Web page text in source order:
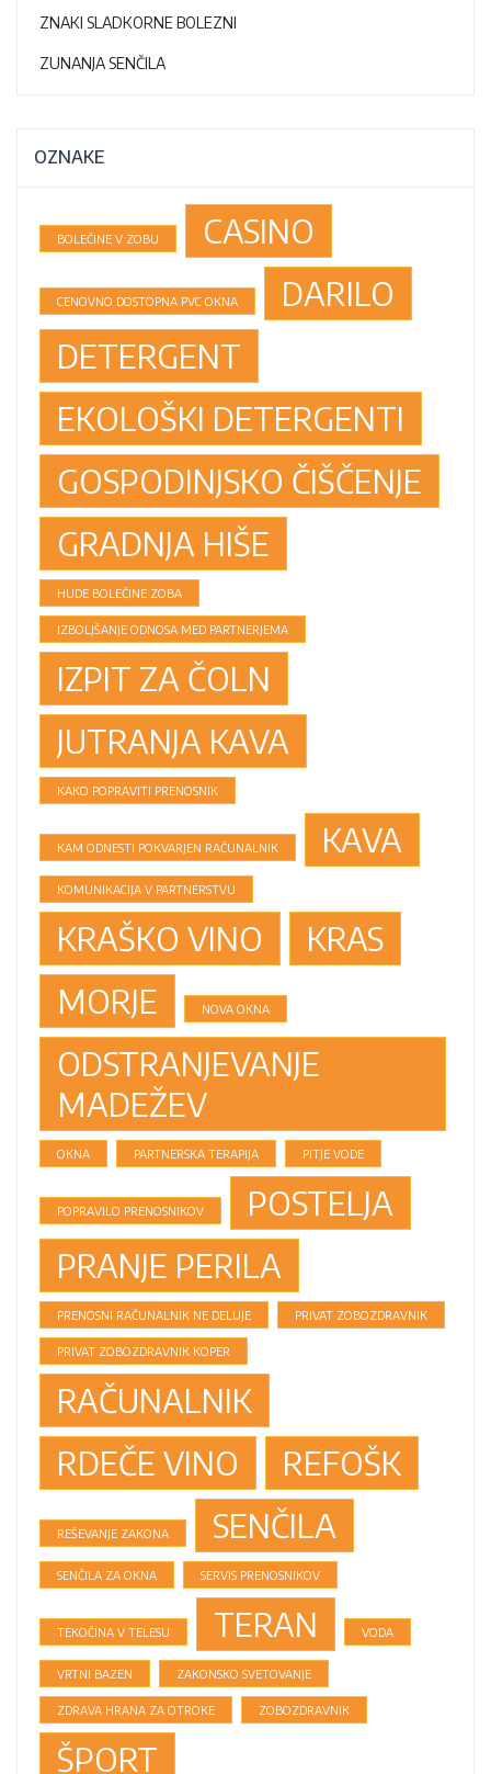
ZNAKI SLADKORNE BOLEZNI
ZUNANJA SENČILA
OZNAKE
BOLEČINE V ZOBU CASINO
CENOVNO DOSTOPNA PVC OKNA
DARILO
DETERGENT
EKOLOŠKI DETERGENTI
GOSPODINJSKO ČIŠČENJE
GRADNJA HIŠE
HUDE BOLEČINE ZOBA
IZBOLJŠANJE ODNOSA MED PARTNERJEMA
IZPIT ZA ČOLN
JUTRANJA KAVA
KAKO POPRAVITI PRENOSNIK
KAM ODNESTI POKVARJEN RAČUNALNIK KAVA
KOMUNIKACIJA V PARTNERSTVU
KRAŠKO VINO
KRAS
MORJE
NOVA OKNA
ODSTRANJEVANJE
MADEŽEV
OKNA PARTNERSKA TERAPIJA PITJE VODE
POPRAVILO PRENOSNIKOV
POSTELJA
PRANJE PERILA
PRENOSNI RAČUNALNIK NE DELUJE PRIVAT ZOBOZDRAVNIK
PRIVAT ZOBOZDRAVNIK KOPER
RAČUNALNIK
RDEČE VINO
REFOŠK
REŠEVANJE ZAKONA SENČILA
SENČILA ZA OKNA SERVIS PRENOSNIKOV
TEKOČINA V TELESU TERAN VODA
VRTNI BAZEN ZAKONSKO SVETOVANJE
ZDRAVA HRANA ZA OTROKE ZOBOZDRAVNIK
ŠPORT